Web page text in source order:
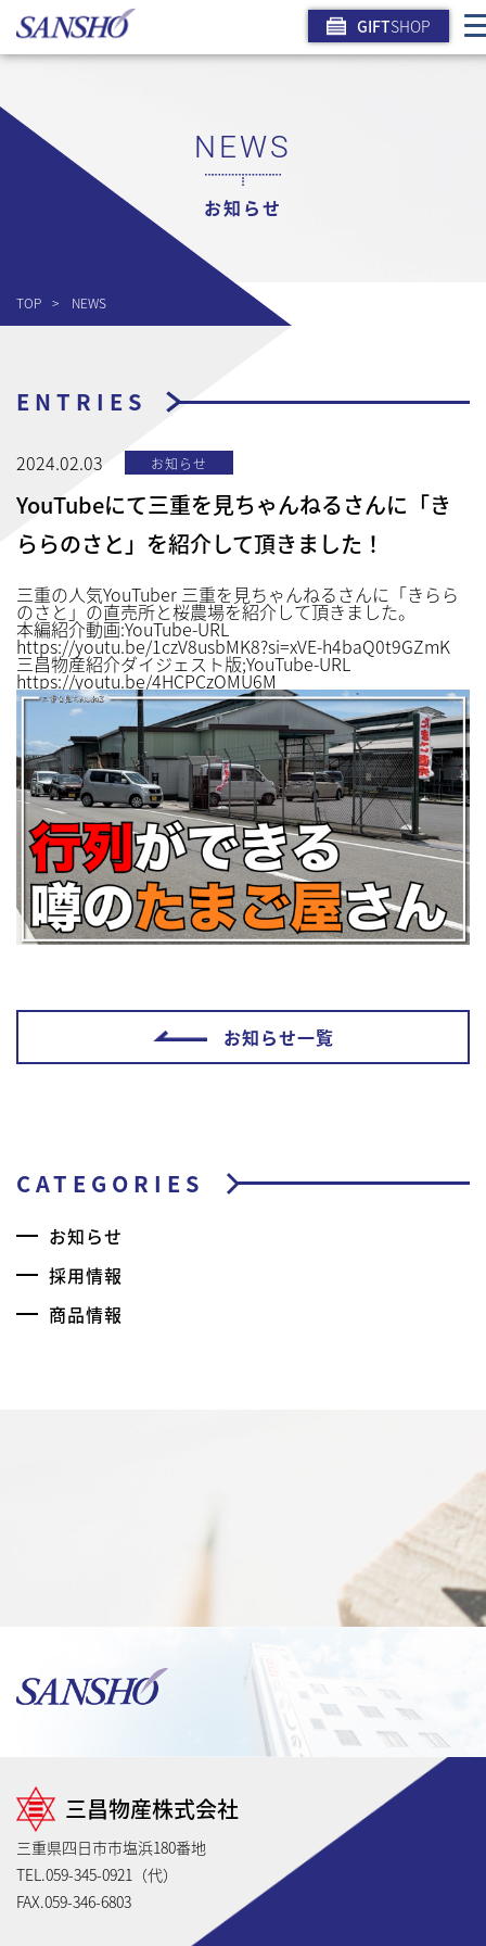
GIFTSHOP
NEWS
お知らせ
TOP NEWS
ENTRIES
2024.02.03 お知らせ
YouTubeにて三重を見ちゃんねるさんに「き
ららのさと」を紹介して頂きました！
三重の人気YouTuber 三重を見ちゃんねるさんに「きらら
のさと」の直売所と桜農場を紹介して頂きました。
本編紹介動画:YouTube-URL
https://youtu.be/1czV8usbMK8?si=xVE-h4baQ0t9GZmK
三昌物産紹介ダイジェスト版;YouTube-URL
https://youtu.be/4HCPCzOMU6M
お知らせ一覧
CATEGORIES
お知らせ
採用情報
商品情報
三昌物産株式会社
三重県四日市市塩浜180番地
TEL.059-345-0921（代）
FAX.059-346-6803